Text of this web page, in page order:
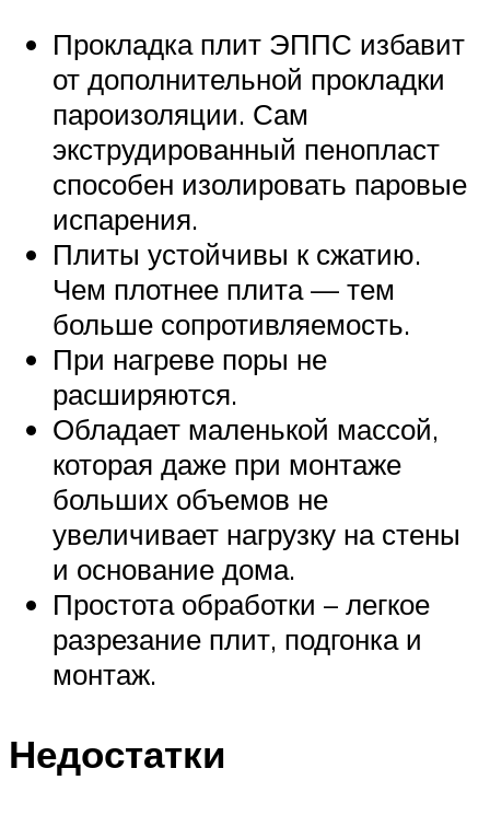
Прокладка плит ЭППС избавит
от дополнительной прокладки
пароизоляции. Сам
экструдированный пенопласт
способен изолировать паровые
испарения.
Плиты устойчивы к сжатию.
Чем плотнее плита — тем
больше сопротивляемость.
При нагреве поры не
расширяются.
Обладает маленькой массой,
которая даже при монтаже
больших объемов не
увеличивает нагрузку на стены
и основание дома.
Простота обработки – легкое
разрезание плит, подгонка и
монтаж.
Недостатки